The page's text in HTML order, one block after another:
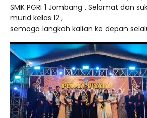
SMK PGRI 1 Jombang . Selamat dan
murid kelas 12 ,
semoga langkah kalian ke depan